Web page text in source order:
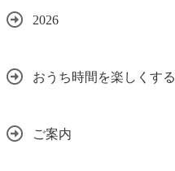
2026
おうち時間を楽しくする
ご案内